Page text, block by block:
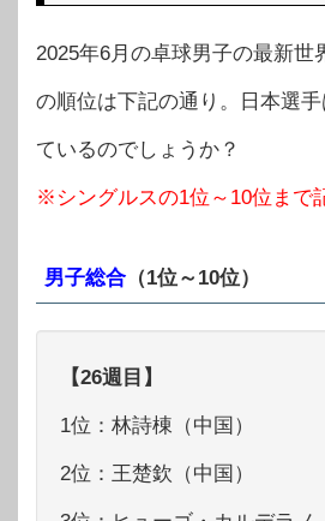
2025年6月の卓球男子の最新世
の順位は下記の通り。日本選
ているのでしょうか？
※シングルスの1位～10位まで
男子総合 （1位～10位）
【26週目】
1位：林詩棟（中国）
2位：王楚欽（中国）